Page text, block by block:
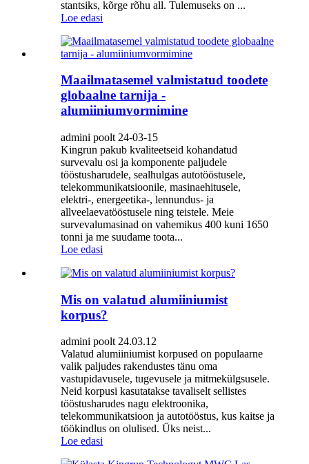
stantsiks, kõrge rõhu all. Tulemuseks on ...
Loe edasi
Maailmatasemel valmistatud toodete
globaalne tarnija -
alumiiniumvormimine
admini poolt 24-03-15
Kingrun pakub kvaliteetseid kohandatud
survevalu osi ja komponente paljudele
tööstusharudele, sealhulgas autotööstusele,
telekommunikatsioonile, masinaehitusele,
elektri-, energeetika-, lennundus- ja
allveelaevatööstusele ning teistele. Meie
survevalumasinad on vahemikus 400 kuni 1650
tonni ja me suudame toota...
Loe edasi
Mis on valatud alumiiniumist
korpus?
admini poolt 24.03.12
Valatud alumiiniumist korpused on populaarne
valik paljudes rakendustes tänu oma
vastupidavusele, tugevusele ja mitmekülgsusele.
Neid korpusi kasutatakse tavaliselt sellistes
tööstusharudes nagu elektroonika,
telekommunikatsioon ja autotööstus, kus kaitse ja
töökindlus on olulised. Üks neist...
Loe edasi